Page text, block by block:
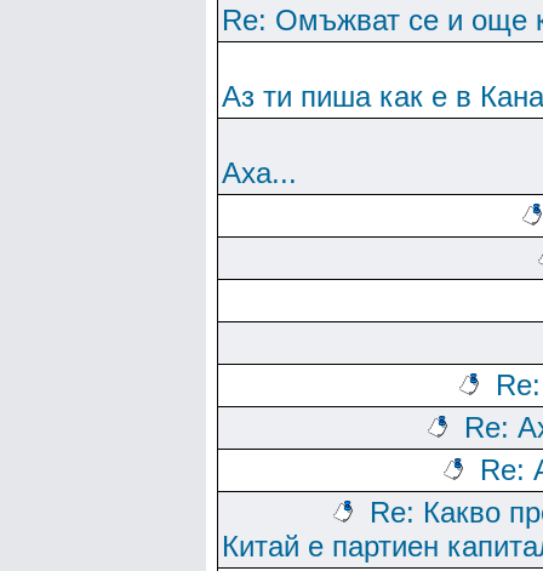
Re: Омъжват се и още
Аз ти пиша как е в
Аха...
Re:
Re:
Re: Какво
Китай е партиен